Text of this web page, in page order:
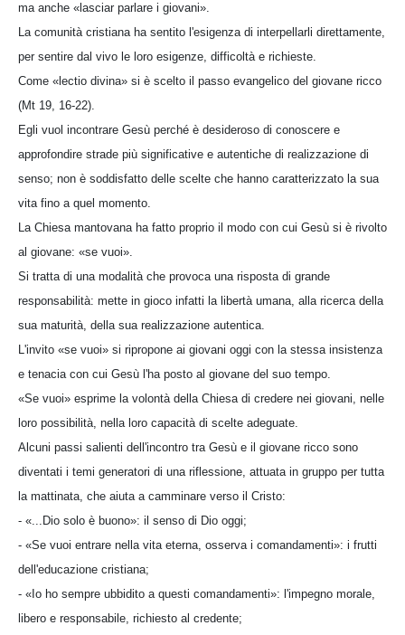
ma anche «lasciar parlare i giovani».
La comunità cristiana ha sentito l'esigenza di interpellarli direttamente,
per sentire dal vivo le loro esigenze, difficoltà e richieste.
Come «lectio divina» si è scelto il passo evangelico del giovane ricco
(Mt 19, 16-22).
Egli vuol incontrare Gesù perché è desideroso di conoscere e
approfondire strade più significative e autentiche di realizzazione di
senso; non è soddisfatto delle scelte che hanno caratterizzato la sua
vita fino a quel momento.
La Chiesa mantovana ha fatto proprio il modo con cui Gesù si è rivolto
al giovane: «se vuoi».
Si tratta di una modalità che provoca una risposta di grande
responsabilità: mette in gioco infatti la libertà umana, alla ricerca della
sua maturità, della sua realizzazione autentica.
L'invito «se vuoi» si ripropone ai giovani oggi con la stessa insistenza
e tenacia con cui Gesù l'ha posto al giovane del suo tempo.
«Se vuoi» esprime la volontà della Chiesa di credere nei giovani, nelle
loro possibilità, nella loro capacità di scelte adeguate.
Alcuni passi salienti dell'incontro tra Gesù e il giovane ricco sono
diventati i temi generatori di una riflessione, attuata in gruppo per tutta
la mattinata, che aiuta a camminare verso il Cristo:
- «...Dio solo è buono»: il senso di Dio oggi;
- «Se vuoi entrare nella vita eterna, osserva i comandamenti»: i frutti
dell'educazione cristiana;
- «Io ho sempre ubbidito a questi comandamenti»: l'impegno morale,
libero e responsabile, richiesto al credente;